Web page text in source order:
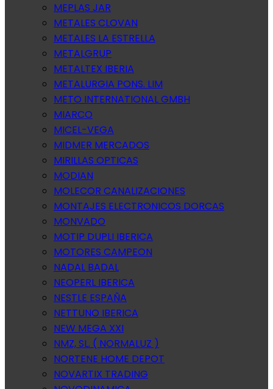
MEPLAS JAR
METALES CLOVAN
METALES LA ESTRELLA
METALGRUP
METALTEX IBERIA
METALURGIA PONS. LIM
METO INTERNATIONAL GMBH
MIARCO
MICEL-VEGA
MIDMER MERCADOS
MIRILLAS OPTICAS
MODIAN
MOLECOR CANALIZACIONES
MONTAJES ELECTRONICOS DORCAS
MONVADO
MOTIP DUPLI IBERICA
MOTORES CAMPEON
NADAL BADAL
NEOPERL IBERICA
NESTLE ESPAÑA
NETTUNO IBERICA
NEW MEGA XXI
NMZ, SL. ( NORMALUZ )
NORTENE HOME DEPOT
NOVARTIX TRADING